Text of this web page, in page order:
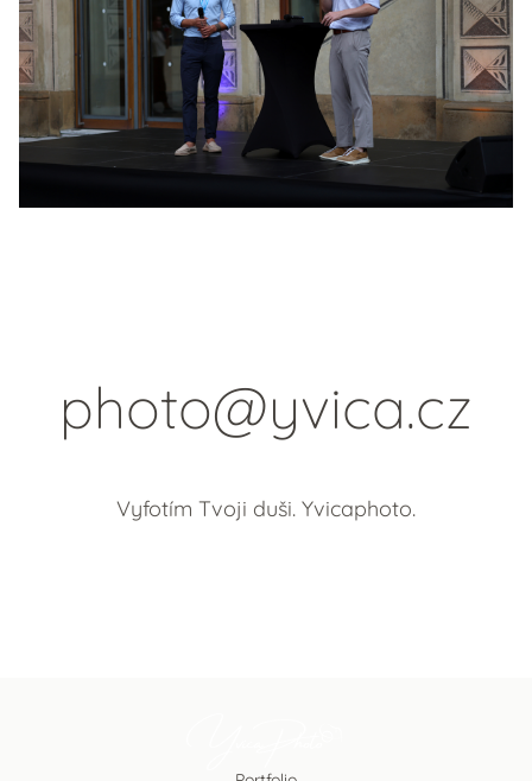
photo@yvica.cz
Vyfotím Tvoji duši. Yvicaphoto.